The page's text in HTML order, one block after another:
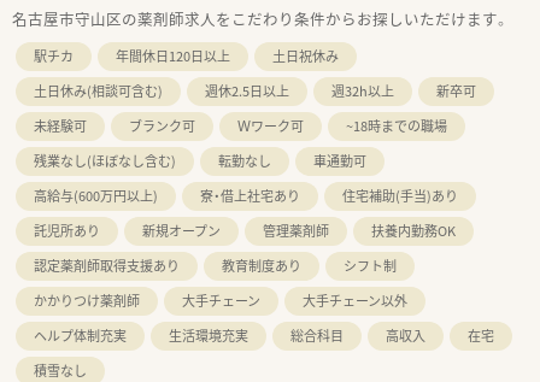
名古屋市守山区の薬剤師求人をこだわり条件からお探しいただけます。
駅チカ 年間休日120日以上
土日祝休み
土日休み(相談可含む)
週休2.5日以上 週32h以上
新卒可
未経験可
ブランク可 Ｗワーク可
~18時までの職場
残業なし(ほぼなし含む)
転勤なし
車通勤可
高給与(600万円以上)
寮・借上社宅あり
住宅補助(手当)あり
託児所あり
新規オープン 管理薬剤師
扶養内勤務OK
認定薬剤師取得支援あり
教育制度あり
シフト制
かかりつけ薬剤師
大手チェーン
大手チェーン以外
ヘルプ体制充実
生活環境充実 総合科目 高収入
在宅
積雪なし